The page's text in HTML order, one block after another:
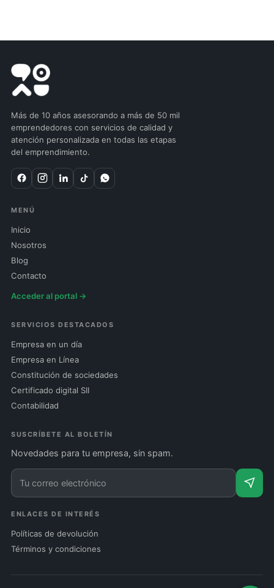
Más de 10 años asesorando a más de 50 mil
emprendedores con servicios de calidad y
atención personalizada en todas las etapas
del emprendimiento.
MENÚ
Inicio
Nosotros
Blog
Contacto
Acceder al portal →
SERVICIOS DESTACADOS
Empresa en un día
Empresa en Línea
Constitución de sociedades
Certificado digital SII
Contabilidad
SUSCRÍBETE AL BOLETÍN
Novedades para tu empresa, sin spam.
ENLACES DE INTERÉS
Políticas de devolución
Términos y condiciones